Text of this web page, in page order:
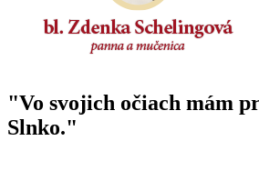
Oficiálna stránka
"Vo svojich očiach mám
Slnko."